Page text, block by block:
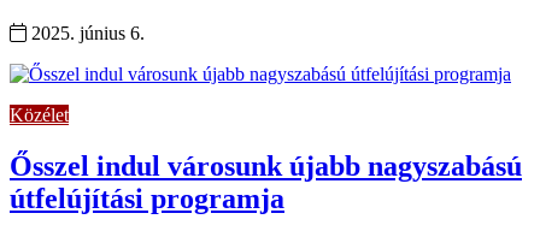
2025. június 6.
Közélet
Ősszel indul városunk újabb nagyszabású
útfelújítási programja